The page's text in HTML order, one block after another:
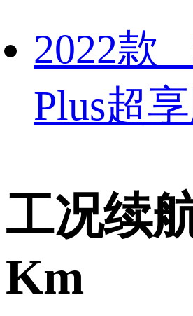
2022款
Plus超
工况续
Km